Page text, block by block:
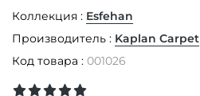
Коллекция : Esfehan
Производитель : Kaplan Carpet
Код товара : 001026